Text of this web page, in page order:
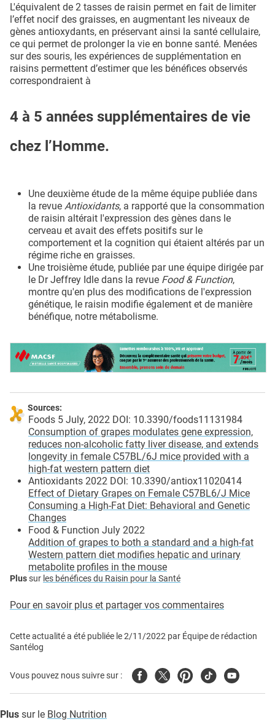
L'équivalent de 2 tasses de raisin permet en fait de limiter
l’effet nocif des graisses, en augmentant les niveaux de
gènes antioxydants, en préservant ainsi la santé cellulaire,
ce qui permet de prolonger la vie en bonne santé. Menées
sur des souris, les expériences de supplémentation en
raisins permettent d’estimer que les bénéfices observés
correspondraient à
4 à 5 années supplémentaires de vie
chez l’Homme.
Une deuxième étude de la même équipe publiée dans
la revue Antioxidants, a rapporté que la consommation
de raisin altérait l'expression des gènes dans le
cerveau et avait des effets positifs sur le
comportement et la cognition qui étaient altérés par un
régime riche en graisses.
Une troisième étude, publiée par une équipe dirigée par
le Dr Jeffrey Idle dans la revue Food & Function,
montre qu'en plus des modifications de l'expression
génétique, le raisin modifie également et de manière
bénéfique, notre métabolisme.
Sources:
Foods 5 July, 2022 DOI: 10.3390/foods11131984
Consumption of grapes modulates gene expression,
reduces non-alcoholic fatty liver disease, and extends
longevity in female C57BL/6J mice provided with a
high-fat western pattern diet
Antioxidants 2022 DOI: 10.3390/antiox11020414
Effect of Dietary Grapes on Female C57BL6/J Mice
Consuming a High-Fat Diet: Behavioral and Genetic
Changes
Food & Function July 2022
Addition of grapes to both a standard and a high-fat
Western pattern diet modifies hepatic and urinary
metabolite profiles in the mouse
Plussur les bénéfices du Raisin pour la Santé
Pour en savoir plus et partager vos commentaires
Cette actualité a été publiée le2/11/2022 par Équipe de rédaction
Santélog
Vous pouvez nous suivre sur : FacebookTwitterPinterest
TiktokYoutube
Plus sur le Blog Nutrition